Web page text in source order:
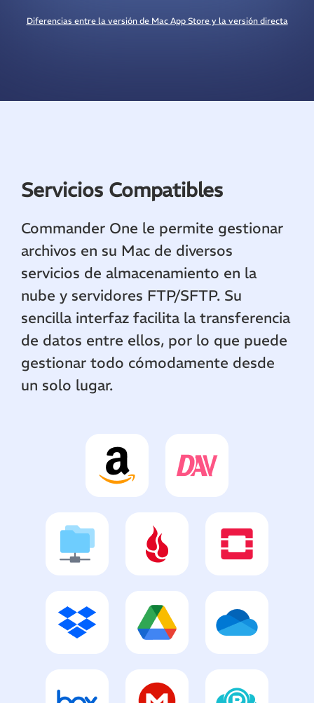
Diferencias entre la versión de Mac App Store y la versión directa
Servicios Compatibles
Commander One le permite gestionar
archivos en su Mac de diversos
servicios de almacenamiento en la
nube y servidores FTP/SFTP. Su
sencilla interfaz facilita la transferencia
de datos entre ellos, por lo que puede
gestionar todo cómodamente desde
un solo lugar.